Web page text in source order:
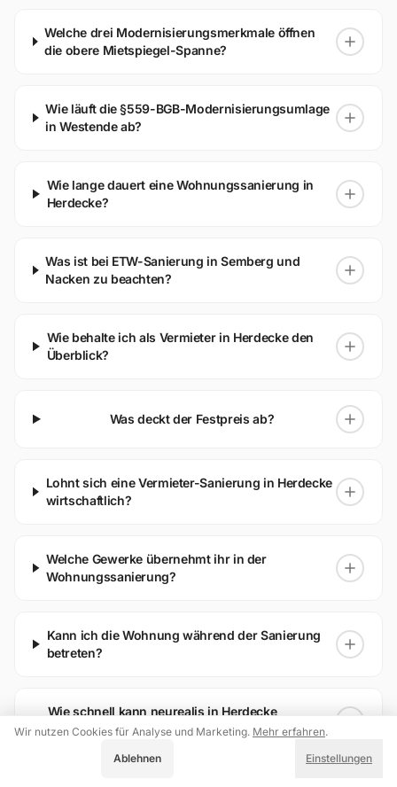
Welche drei Modernisierungsmerkmale öffnen
die obere Mietspiegel-Spanne?
Wie läuft die §559-BGB-Modernisierungsumlage
in Westende ab?
Wie lange dauert eine Wohnungssanierung in
Herdecke?
Was ist bei ETW-Sanierung in Semberg und
Nacken zu beachten?
Wie behalte ich als Vermieter in Herdecke den
Überblick?
Was deckt der Festpreis ab?
Lohnt sich eine Vermieter-Sanierung in Herdecke
wirtschaftlich?
Welche Gewerke übernehmt ihr in der
Wohnungssanierung?
Kann ich die Wohnung während der Sanierung
betreten?
Wie schnell kann neurealis in Herdecke
anfangen?
Wir nutzen Cookies für Analyse und Marketing. Mehr erfahren.
Ablehnen Einstellungen